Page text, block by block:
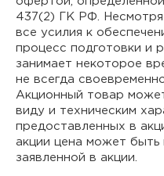
437(2) ГК РФ.
все усилия к
процесс подготовки и
занимает некоторое
не всегда
Акционный товар
виду и техническим
предоставленных в
акции цена может быть
заявленной в акции.